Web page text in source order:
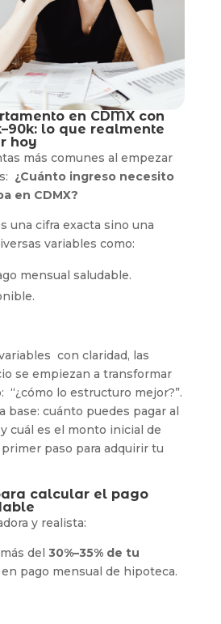
en CDMX con
lo que realmente
hoy
más comunes al empezar
¿Cuánto ingreso necesito
en CDMX?
una cifra exacta sino una
variables como:
mensual saludable.
con claridad, las
se empiezan a transformar
“¿cómo lo estructuro mejor?”.
base: cuánto puedes pagar al
cuál es el monto inicial de
paso para adquirir tu
calcular el pago
y realista:
del 30%–35% de tu
en pago mensual de hipoteca.